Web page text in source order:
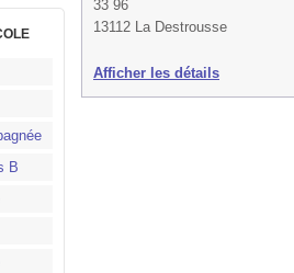
B
33 96
13112 La Destrousse
Afficher les détails